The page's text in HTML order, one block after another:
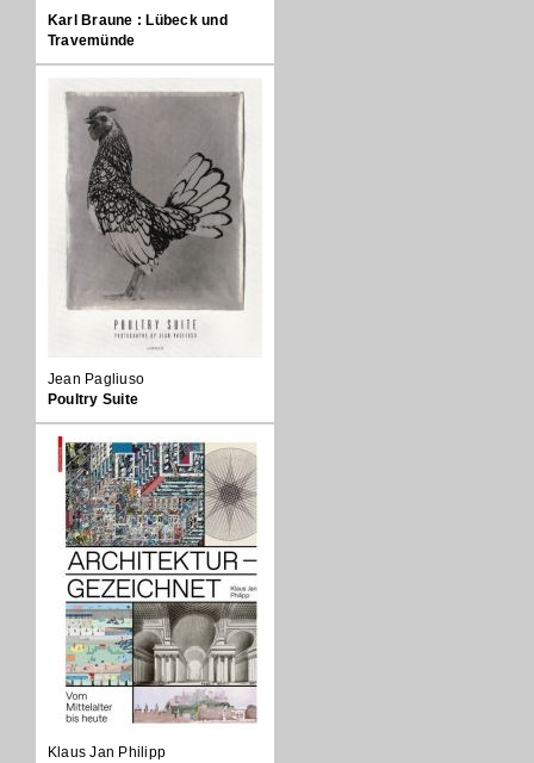
Karl Braune : Lübeck und
Travemünde
Jean Pagliuso
Poultry Suite
Klaus Jan Philipp